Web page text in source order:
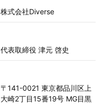
株式会社Diverse
代表取締役 津元 啓史
〒141-0021 東京都品川区上
大崎2丁目15番19号 MG目黒